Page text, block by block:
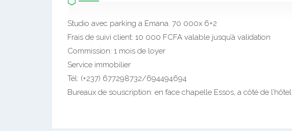
Studio avec parking a Emana. 70 000x 6+2
Frais de suivi client: 10 000 FCFA valable jusqu’à validation
Commission: 1 mois de loyer
Service immobilier
Tél: (+237) 677298732/694494694
Bureaux de souscription: en face chapelle Essos, a côté de l’hôtel